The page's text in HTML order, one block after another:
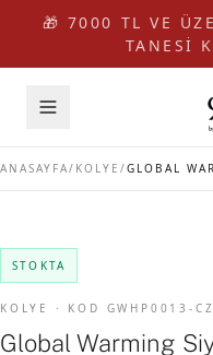
🎁 7000 TL VE
TANESİ
ANASAYFA/ KOLYE /
STOKTA
KOLYE · KOD GWHP0013-CZ
Global Warming